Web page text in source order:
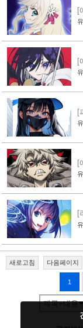
[
[
[
[
[
새로고침 다음페이지
1
제목+내용